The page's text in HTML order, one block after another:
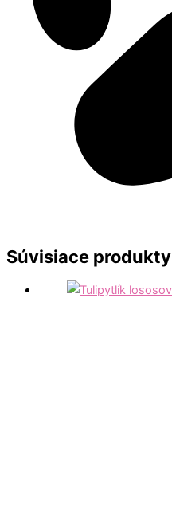
Súvisiace produkty